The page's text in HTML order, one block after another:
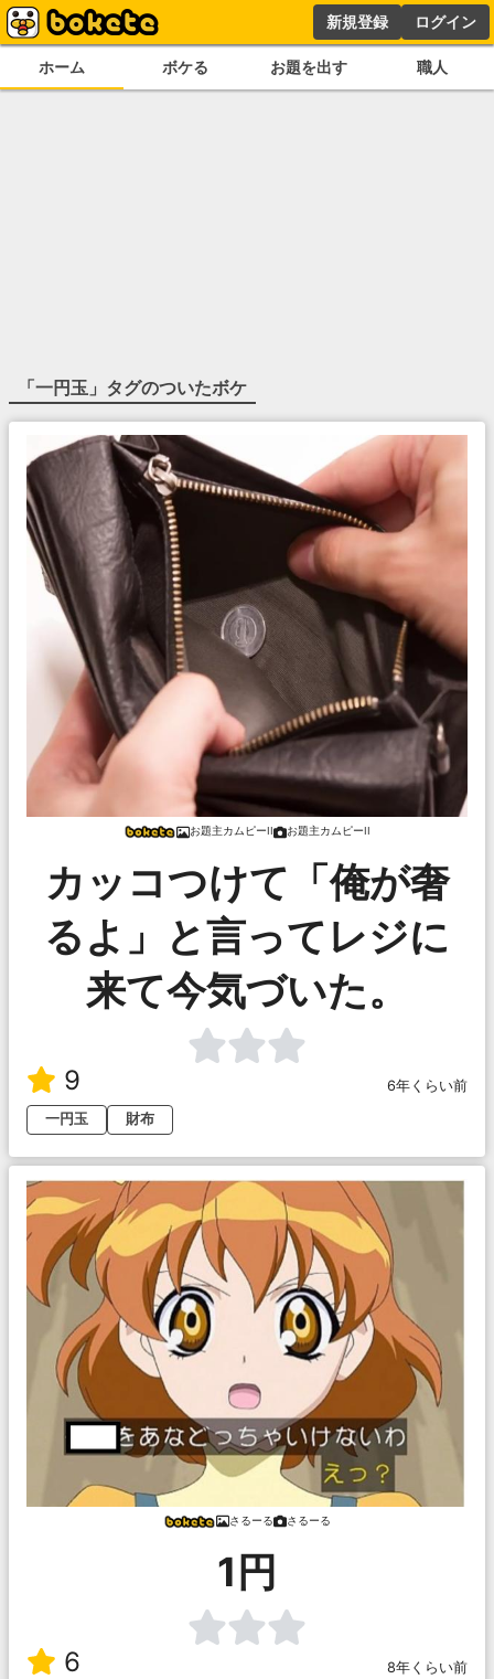
新規登録 ログイン
ホーム ボケる お題を出す 職人
「一円玉 」タグのついたボケ
お題主カムピーII お題主カムピーII
カッコつけて「俺が奢
るよ」と言ってレジに
来て今気づいた。
9
6年くらい前
一円玉
財布
さるーる さるーる
1円
6
8年くらい前